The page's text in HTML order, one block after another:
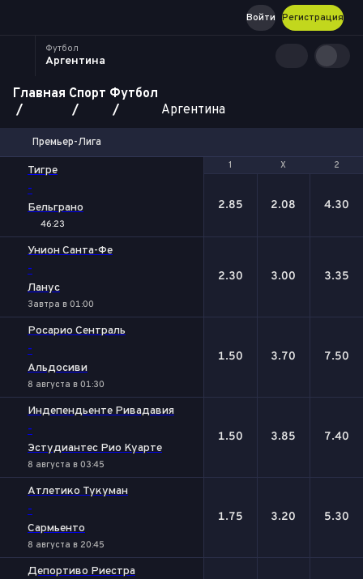
Регистрация
Войти
Футбол
Аргентина
Главная Спорт Футбол
Аргентина
Премьер-Лига
1 Х 2
Тигре
-
Бельграно
46:23
1 Х 2
2.85 2.08 4.30
Унион Санта-Фе
-
Ланус
Завтра в 01:00
2.30 3.00 3.35
Росарио Сентраль
-
Альдосиви
8 августа в 01:30
1.50 3.70 7.50
Индепендьенте Ривадавия
-
Эстудиантес Рио Куарте
8 августа в 03:45
1.50 3.85 7.40
Атлетико Тукуман
-
Сармьенто
8 августа в 20:45
1.75 3.20 5.30
Депортиво Риестра